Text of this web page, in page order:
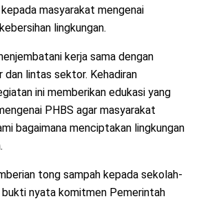
masyarakat mengenai
lingkungan.
kerja sama dengan
dan lintas sektor. Kehadiran
ini memberikan edukasi yang
PHBS agar masyarakat
bagaimana menciptakan lingkungan
tong sampah kepada sekolah-
bukti nyata komitmen Pemerintah